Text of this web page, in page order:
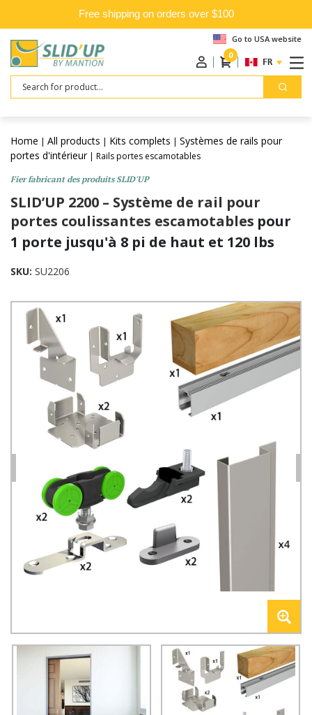
Free shipping on orders over $100
Go to USA website
0
FRANÇAIS
Search
Home | All products | Kits complets | Systèmes de rails pour
portes d'intérieur| Rails portes escamotables
Fier fabricant des produits SLID'UP
SLID’UP 2200 – Système de rail pour
portes coulissantes escamotables pour
1 porte jusqu'à 8 pi de haut et 120 lbs
SKU: SU2206